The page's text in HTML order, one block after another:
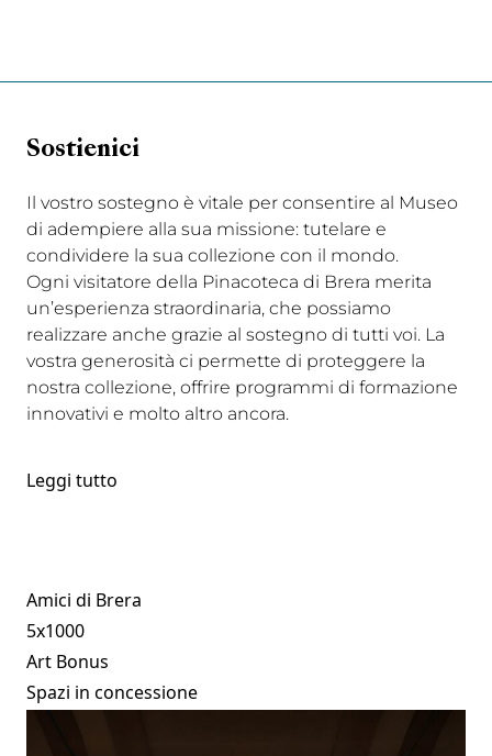
Sostienici
Il vostro sostegno è vitale per consentire al Museo
di adempiere alla sua missione: tutelare e
condividere la sua collezione con il mondo.
Ogni visitatore della Pinacoteca di Brera merita
un’esperienza straordinaria, che possiamo
realizzare anche grazie al sostegno di tutti voi. La
vostra generosità ci permette di proteggere la
nostra collezione, offrire programmi di formazione
innovativi e molto altro ancora.
Leggi tutto
Amici di Brera
5x1000
Art Bonus
Spazi in concessione